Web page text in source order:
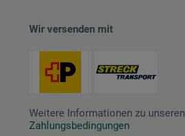
Wir versenden mit
Weitere Informationen zu unseren
Zahlungsbedingungen